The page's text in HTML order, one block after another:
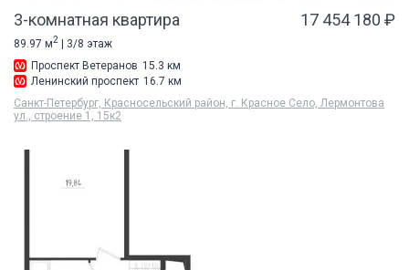
3-комнатная квартира 17 454 180 ₽
89.97 м2
| 3/8 этаж
Проспект Ветеранов 15.3 км
Ленинский проспект 16.7 км
Санкт-Петербург, Красносельский район, г. Красное Село, Лермонтова
ул., строение 1, 15к2